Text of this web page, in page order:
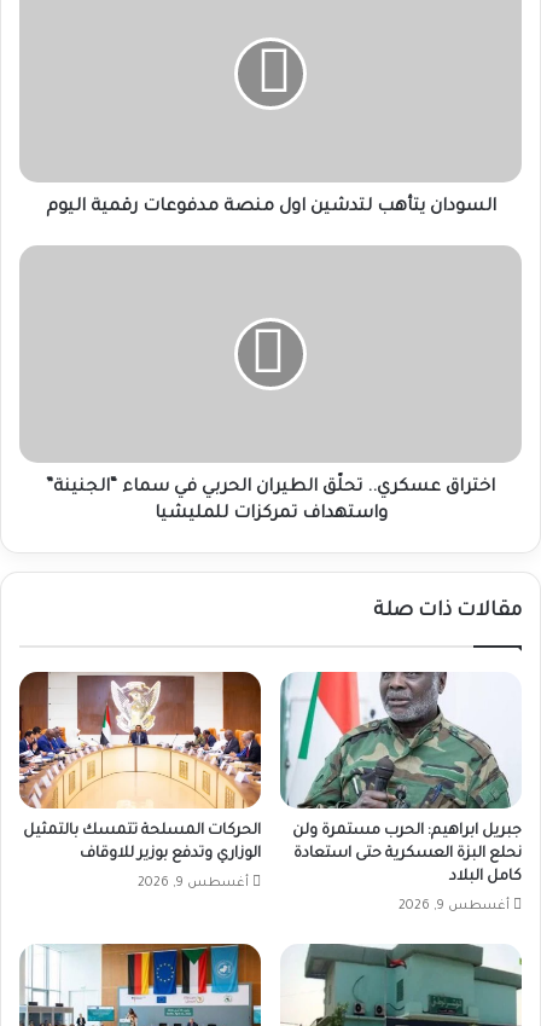
السودان يتأهب لتدشين اول منصة مدفوعات رقمية اليوم
اختراق
واستهداف
تمركزات
اختراق عسكري.. تحلّق الطيران الحربي في سماء “الجنينة”
واستهداف تمركزات للمليشيا
مقالات ذات صلة
جبريل ابراهيم: الحرب مستمرة ولن
نحلع البزة العسكرية حتى استعادة
كامل البلاد
أغسطس 9, 2026
الحركات المسلحة تتمسك بالتمثيل
الوزاري وتدفع بوزير للاوقاف
أغسطس 9, 2026